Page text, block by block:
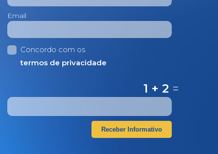
Email
Concordo com os
termos de privacidade
1 + 2 =
Receber Informativo